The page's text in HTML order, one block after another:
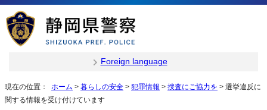
Foreign language
現在の位置： ホーム > 暮らしの安全 > 犯罪情報 > 捜査にご協力を > 選挙違反に
関する情報を受け付けています